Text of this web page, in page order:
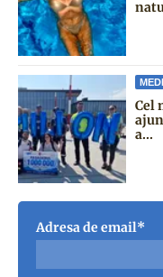
Cel
a...
Adresa de email*